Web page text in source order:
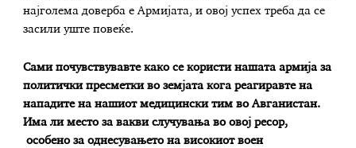
најголема доверба е Армијата, и овој успех треба да се
засили уште повеќе.
Сами почувствувавте како се користи нашата армија за
политички пресметки во земјата кога реагиравте на
нападите на нашиот медицински тим во Авганистан.
Има ли место за вакви случувања во овој ресор,
особено за однесувањето на високиот воен